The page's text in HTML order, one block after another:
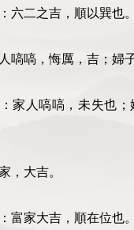
六二之吉，順以巽也。
嗃嗃，悔厲，吉；婦
：家人嗃嗃，未失也
，大吉。
富家大吉，順在位也。